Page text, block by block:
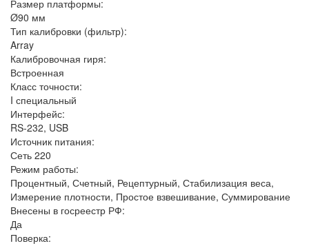
Размер платформы:
Ø90 мм
Тип калибровки (фильтр):
Array
Калибровочная гиря:
Встроенная
Класс точности:
I специальный
Интерфейс:
RS-232, USB
Источник питания:
Сеть 220
Режим работы:
Процентный, Счетный, Рецептурный, Стабилизация веса,
Измерение плотности, Простое взвешивание, Суммирование
Внесены в госреестр РФ:
Да
Поверка: